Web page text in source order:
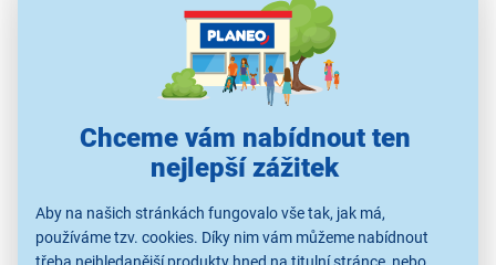
Chceme vám nabídnout ten
nejlepší zážitek
Aby na našich stránkách fungovalo vše tak, jak má,
používáme tzv. cookies. Díky nim vám můžeme nabídnout